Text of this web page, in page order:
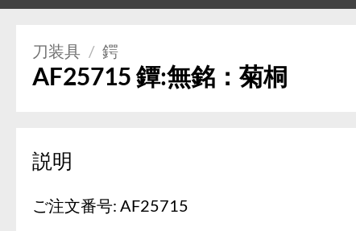
刀装具 / 鍔
AF25715 鐔:無銘：菊桐
説明
ご注文番号: AF25715